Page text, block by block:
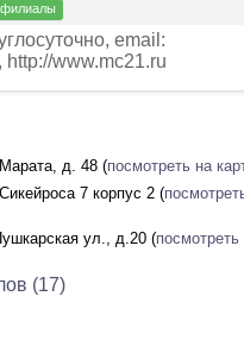
филиалы
email:
www.mc21.ru
д. 48 (посмотреть на
7 корпус 2 (
ул., д.20 (посмотреть
(17)